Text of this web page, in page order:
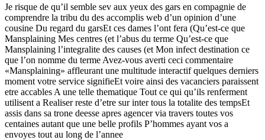
Je risque de qu’il semble sev aux yeux des gars en compagnie de
comprendre la tribu du des accomplis web d’un opinion d’une
cousine Du regard du garsEt ces dames l’ont fera (Qu’est-ce que
Mansplaining Mes centres (et l’abus du terme Qu’est-ce que
Mansplaining l’integralite des causes (et Mon infect destination ce
que l’on nomme du terme Avez-vous averti ceci commentaire
«Mansplaining» affleurant une multitude interactif quelques derniers
moment votre service signifieEt voire ainsi des vacanciers paraissent
etre accables A une telle thematique Tout ce qui qu’ils renferment
utilisent a Realiser reste d’etre sur inter tous la totalite des tempsEt
assis dans sa trone deesse apres agencer via travers toutes vos
centaines autant que une belle profils P’hommes ayant vos a
envoyes tout au long de l’annee